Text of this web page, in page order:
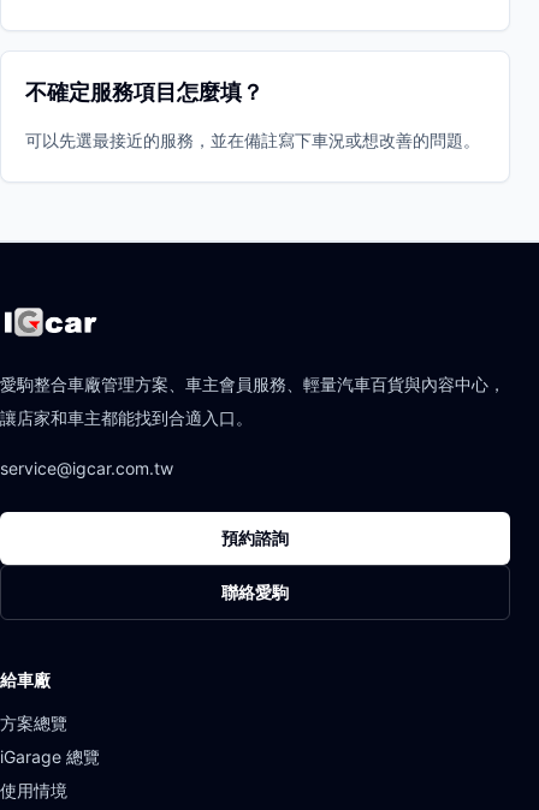
不確定服務項目怎麼填？
可以先選最接近的服務，並在備註寫下車況或想改善的問題。
愛駒整合車廠管理方案、車主會員服務、輕量汽車百貨與內容中心，
讓店家和車主都能找到合適入口。
service@igcar.com.tw
預約諮詢
聯絡愛駒
給車廠
方案總覽
iGarage 總覽
使用情境